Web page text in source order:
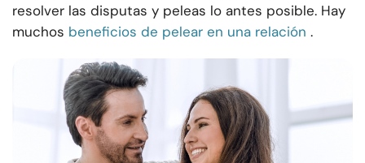
resolver las disputas y peleas lo antes posible. Hay
muchos beneficios de pelear en una relación .